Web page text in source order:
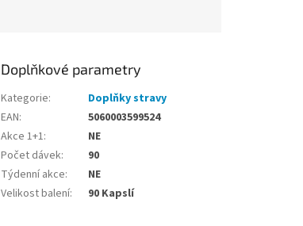
Doplňkové parametry
Kategorie:
Doplňky stravy
EAN:
5060003599524
Akce 1+1:
NE
Počet dávek:
90
Týdenní akce:
NE
Velikost balení: 90 Kapslí